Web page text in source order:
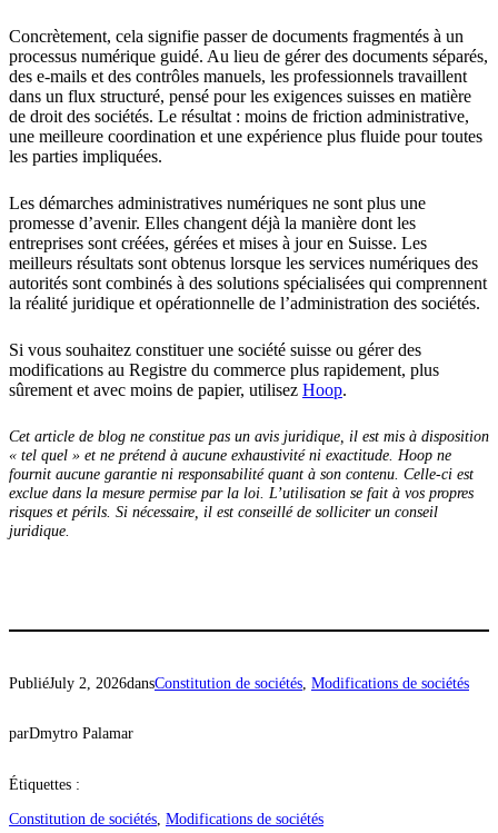
Concrètement, cela signifie passer de documents fragmentés à un
processus numérique guidé. Au lieu de gérer des documents séparés,
des e-mails et des contrôles manuels, les professionnels travaillent
dans un flux structuré, pensé pour les exigences suisses en matière
de droit des sociétés. Le résultat : moins de friction administrative,
une meilleure coordination et une expérience plus fluide pour toutes
les parties impliquées.
Les démarches administratives numériques ne sont plus une
promesse d’avenir. Elles changent déjà la manière dont les
entreprises sont créées, gérées et mises à jour en Suisse. Les
meilleurs résultats sont obtenus lorsque les services numériques des
autorités sont combinés à des solutions spécialisées qui comprennent
la réalité juridique et opérationnelle de l’administration des sociétés.
Si vous souhaitez constituer une société suisse ou gérer des
modifications au Registre du commerce plus rapidement, plus
sûrement et avec moins de papier, utilisez Hoop.
Cet article de blog ne constitue pas un avis juridique, il est mis à disposition
« tel quel » et ne prétend à aucune exhaustivité ni exactitude. Hoop ne
fournit aucune garantie ni responsabilité quant à son contenu. Celle-ci est
exclue dans la mesure permise par la loi. L’utilisation se fait à vos propres
risques et périls. Si nécessaire, il est conseillé de solliciter un conseil
juridique.
PubliéJuly 2, 2026dansConstitution de sociétés Modifications de sociétés
parDmytro Palamar
Étiquettes :
Constitution de sociétés, Modifications de sociétés